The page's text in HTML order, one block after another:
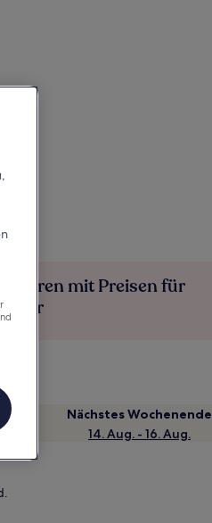
sparen mit Preisen für
Nächstes Wochenende
14. Aug. - 16. Aug.